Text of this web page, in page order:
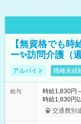
【無資格でも
ー✨訪問介護（
アルバイト 職種未経
給与
時給1,830円
時給1,830円
考慮して決定します 【収入例】 週1回勤
間×4回=5万8,560円 週3回勤務の場合
交通費別